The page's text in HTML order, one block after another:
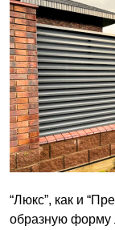
“Люкс”, как и
образную форму